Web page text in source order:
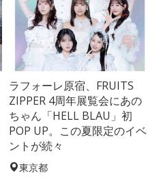
ラフォーレ原宿、FRUITS
ZIPPER 4周年展覧会にあの
ちゃん「HELL BLAU」初
POP UP。この夏限定のイベ
ントが続々
東京都